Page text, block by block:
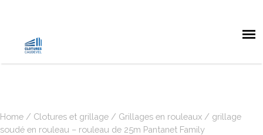
Home / Clotures et grillage / Grillages en rouleaux / grillage
soudé en rouleau – rouleau de 25m Pantanet Family